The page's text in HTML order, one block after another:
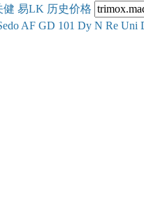
健 易LK 历史价格
do AF GD 101 Dy N Re Uni